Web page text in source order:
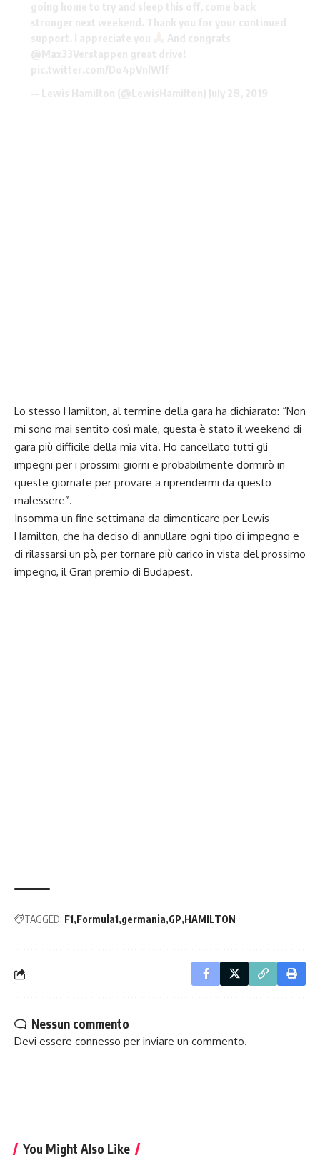
Lo stesso Hamilton, al termine della gara ha dichiarato: “Non
mi sono mai sentito così male, questa è stato il weekend di
gara più difficile della mia vita. Ho cancellato tutti gli
impegni per i prossimi giorni e probabilmente dormirò in
queste giornate per provare a riprendermi da questo
malessere”.
Insomma un fine settimana da dimenticare per Lewis
Hamilton, che ha deciso di annullare ogni tipo di impegno e
di rilassarsi un pò, per tornare più carico in vista del prossimo
impegno, il Gran premio di Budapest.
TAGGED: F1 Formula1 germania GP HAMILTON
Nessun commento
Devi essere connesso per inviare un commento.
You Might Also Like